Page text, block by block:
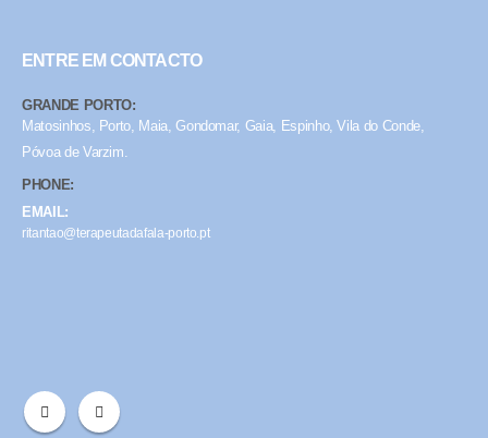
ENTRE EM CONTACTO
GRANDE PORTO:
Matosinhos, Porto, Maia, Gondomar, Gaia, Espinho, Vila do Conde,
Póvoa de Varzim.
PHONE:
EMAIL:
ritantao@terapeutadafala-porto.pt